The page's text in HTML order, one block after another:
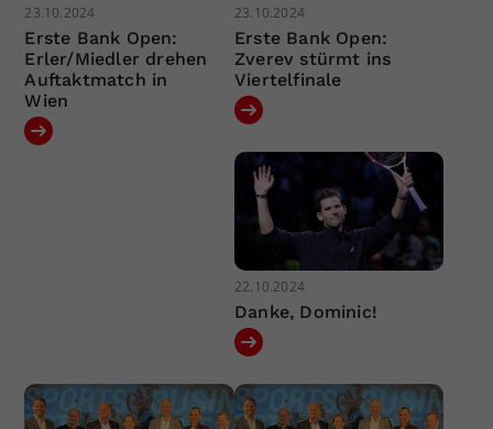
23.10.2024
Erste Bank Open:
Erler/Miedler drehen
Auftaktmatch in
Wien
23.10.2024
Erste Bank Open:
Zverev stürmt ins
Viertelfinale
22.10.2024
Danke, Dominic!